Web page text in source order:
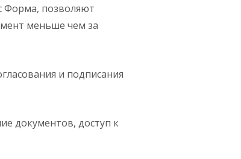
Форма, позволяют
меньше чем за
и подписания
документов, доступ к